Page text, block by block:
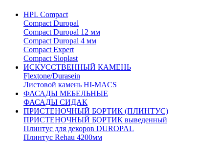
HPL Compact
Compact Duropal
Compact Duropal 12 мм
Compact Duropal 4 мм
Compact Expert
Compact Sloplast
ИСКУССТВЕННЫЙ КАМЕНЬ
Flextone/Durasein
Листовой камень HI-MACS
ФАСАДЫ МЕБЕЛЬНЫЕ
ФАСАДЫ СИДАК
ПРИСТЕНОЧНЫЙ БОРТИК (ПЛИНТУС)
ПРИСТЕНОЧНЫЙ БОРТИК выведенный
Плинтус для декоров DUROPAL
Плинтус Rehau 4200мм